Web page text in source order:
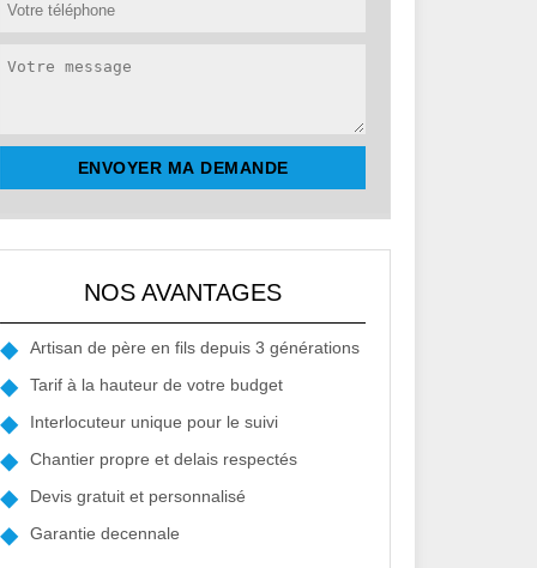
NOS AVANTAGES
Artisan de père en fils depuis 3 générations
Tarif à la hauteur de votre budget
Interlocuteur unique pour le suivi
Chantier propre et delais respectés
Devis gratuit et personnalisé
Garantie decennale